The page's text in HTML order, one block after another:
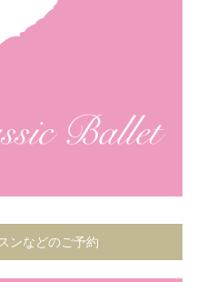
ンなどのご予約